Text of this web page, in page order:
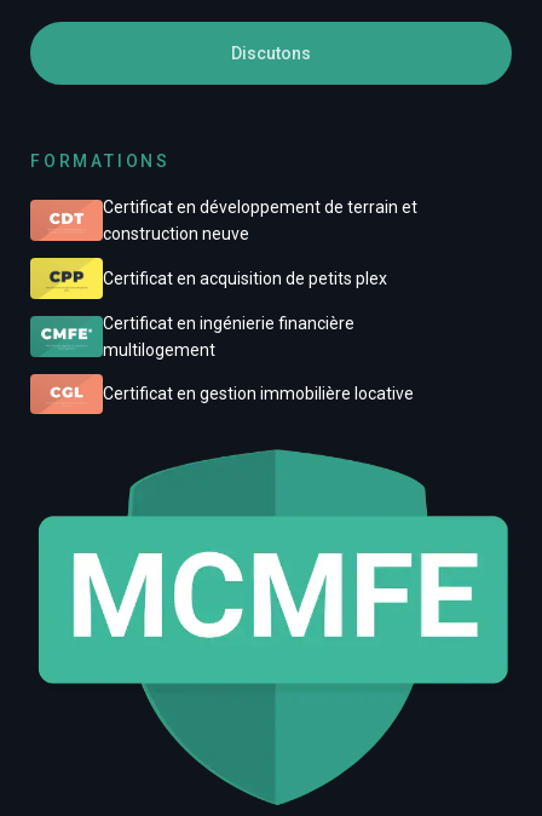
Discutons
FORMATIONS
Certificat en développement de terrain et
construction neuve
Certificat en acquisition de petits plex
Certificat en ingénierie financière
multilogement
Certificat en gestion immobilière locative